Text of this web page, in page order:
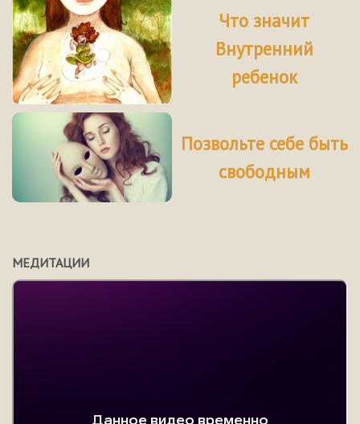
Что значит
Внутренний
ребенок
Позвольте себе быть
свободным
МЕДИТАЦИИ